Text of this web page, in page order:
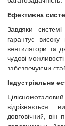
Ефективна
Завдяки
гарантує високу
вентилятори та
чудові
забезпечуючи
Індустріальна
довговічний, він